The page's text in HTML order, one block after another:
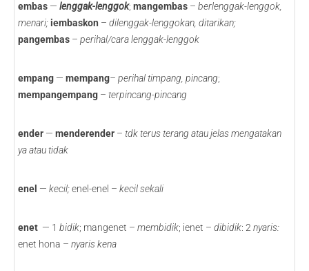
embas — lenggak-lenggok; mangembas – berlenggak-lenggok,
menari;iembaskon – dilenggak-lenggokan, ditarikan;
pangembas – perihal/cara lenggak-lenggok
empang — mempang– perihal timpang, pincang;
mempangempang – terpincang-pincang
ender — menderender – tdk terus terang atau jelas mengatakan
ya atau tidak
enel — kecil;enel-enel – kecil sekali
enet — 1 bidik; mangenet – membidik; ienet – dibidik: 2 nyaris:
enet hona – nyaris kena